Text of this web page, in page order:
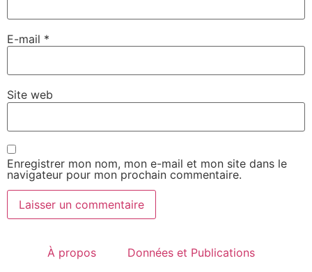
E-mail *
Site web
Enregistrer mon nom, mon e-mail et mon site dans le
navigateur pour mon prochain commentaire.
À propos Données et Publications